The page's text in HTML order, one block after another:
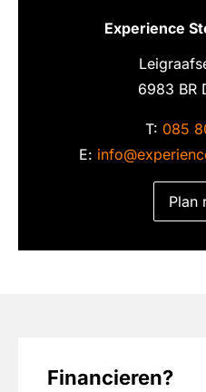
connected services
cruise control adaptief
dimlichten automatisch
Experience
6983 BR
T: 085
E:
Plan
Financieren?